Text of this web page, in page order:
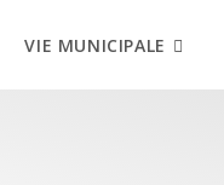
VIE MUNICIPALE